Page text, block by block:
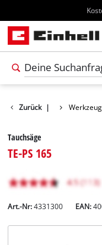
Zurück |
Produkte Werkzeug
Tauchsäge
TE-PS 165
Art.-Nr: 4331300 EAN: